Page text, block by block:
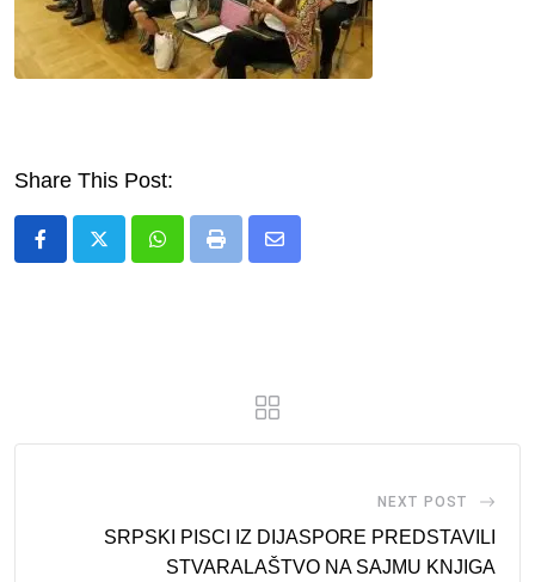
Share This Post:
Whatsapp
Print
Share
NEXT POST
SRPSKI PISCI IZ DIJASPORE PREDSTAVILI
STVARALAŠTVO NA SAJMU KNJIGA